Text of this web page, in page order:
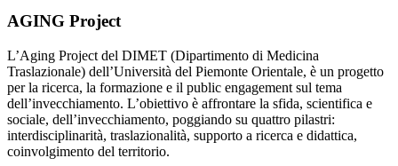
AGING Project
L’Aging Project del DIMET (Dipartimento di Medicina
Traslazionale) dell’Università del Piemonte Orientale, è un progetto
per la ricerca, la formazione e il public engagement sul tema
dell’invecchiamento. L’obiettivo è affrontare la sfida, scientifica e
sociale, dell’invecchiamento, poggiando su quattro pilastri:
interdisciplinarità, traslazionalità, supporto a ricerca e didattica,
coinvolgimento del territorio.